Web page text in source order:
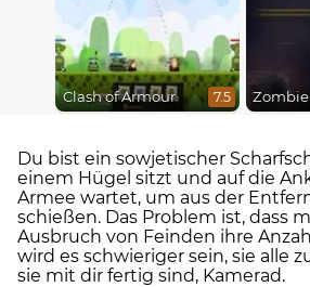
Clash of Armour 7.5
Du bist ein sowjetischer
einem Hügel sitzt und auf die
Armee wartet, um aus der
schießen. Das Problem ist, dass
Ausbruch von Feinden ihre
wird es schwieriger sein, sie alle
sie mit dir fertig sind, Kamerad.